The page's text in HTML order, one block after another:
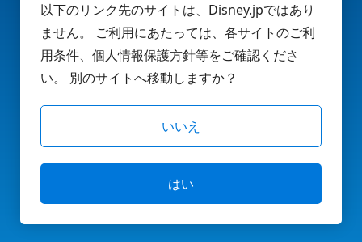
以下のリンク先のサイトは、Disney.jpではあり
ません。 ご利用にあたっては、各サイトのご利
用条件、個人情報保護方針等をご確認くださ
い。 別のサイトへ移動しますか？
いいえ
はい